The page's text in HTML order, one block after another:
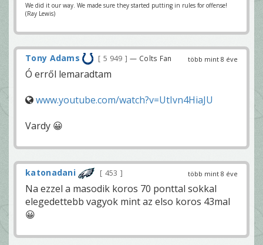
We did it our way. We made sure they started putting in rules for offense!
(Ray Lewis)
több mint 8 éve
Tony Adams 5 949 — Colts Fan
Ó erről lemaradtam
www.youtube.com/watch?v=UtIvn4HiaJU
Vardy 😀
több mint 8 éve
katonadani 453
Na ezzel a masodik koros 70 ponttal sokkal
elegedettebb vagyok mint az elso koros 43mal
😀